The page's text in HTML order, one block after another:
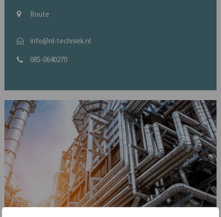
Route
info@nl-techniek.nl
085-0640270